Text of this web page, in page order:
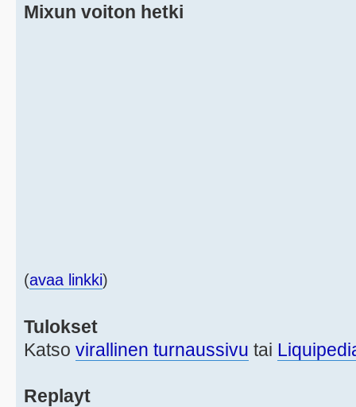
Mixun voiton hetki
(avaa linkki)
Tulokset
Katso virallinen turnaussivu tai
Replayt